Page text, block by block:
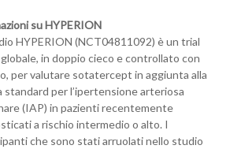
su HYPERION
HYPERION (NCT04811092) è un trial
in doppio cieco e controllato con
per valutare sotatercept in aggiunta alla
standard per l’ipertensione arteriosa
(IAP) in pazienti recentemente
a rischio intermedio o alto. I
che sono stati arruolati nello studio